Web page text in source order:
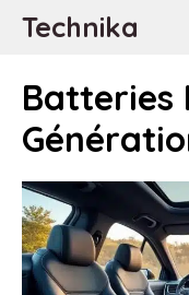
AllerTechnika
Batteries